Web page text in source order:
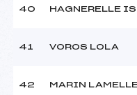
40 HAGNERELLE
41 VOROS LOLA
42 MARIN